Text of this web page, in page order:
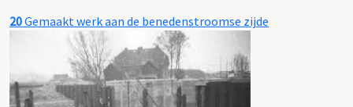
20Gemaakt werk aan de benedenstroomse zijde